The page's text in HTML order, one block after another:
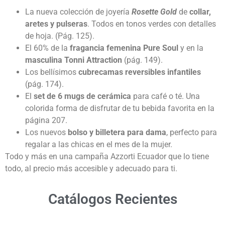
La nueva colección de joyería Rosette Gold de collar,
aretes y pulseras. Todos en tonos verdes con detalles
de hoja. (Pág. 125).
El 60% de la fragancia femenina Pure Soul y en la
masculina Tonni Attraction (pág. 149).
Los bellísimos cubrecamas reversibles infantiles
(pág. 174).
El set de 6 mugs de cerámica para café o té. Una
colorida forma de disfrutar de tu bebida favorita en la
página 207.
Los nuevos bolso y billetera para dama, perfecto para
regalar a las chicas en el mes de la mujer.
Todo y más en una campaña Azzorti Ecuador que lo tiene
todo, al precio más accesible y adecuado para ti.
Catálogos Recientes